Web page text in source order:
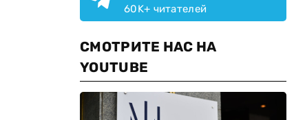
60K+ читателей
СМОТРИТЕ НАС НА
YOUTUBE